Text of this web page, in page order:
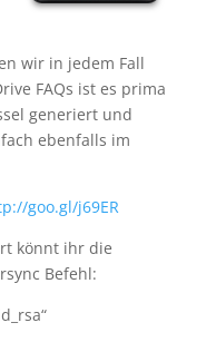
wir in jedem Fall
FAQs ist es prima
generiert und
ebenfalls im
goo.gl/j69ER
könnt ihr die
Befehl: